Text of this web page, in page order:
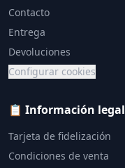
Contacto
Entrega
Devoluciones
Configurar cookies
📋 Información legal
Tarjeta de fidelización
Condiciones de venta